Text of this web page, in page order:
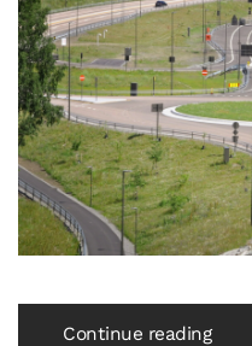
Continue reading